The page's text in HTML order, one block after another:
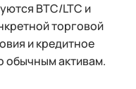
BTC/LTC и
торговой
и кредитное
обычным активам.